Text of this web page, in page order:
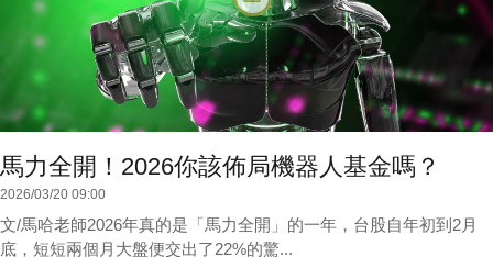
馬力全開！2026你該佈局機器人基金嗎？
2026/03/20 09:00
文/馬哈老師2026年真的是「馬力全開」的一年，台股自年初到2月
底，短短兩個月大盤便交出了22%的驚...